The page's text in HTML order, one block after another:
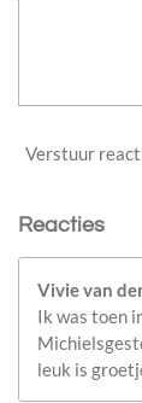
Verstuur
Reacties
Vivie van
Ik was toen
leuk is